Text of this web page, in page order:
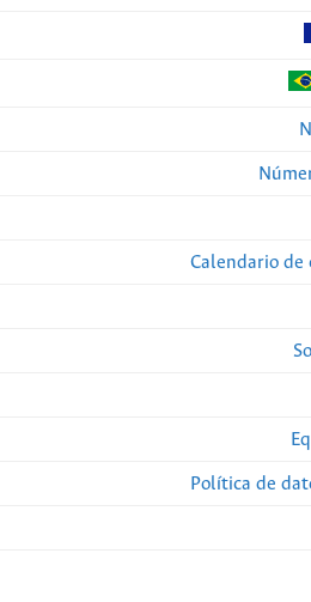
Calendario de
Política de